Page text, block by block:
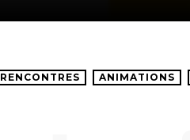
RENCONTRES ANIMATIONS